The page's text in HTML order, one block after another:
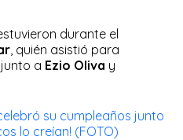
durante el
, quién asistió para
a Ezio Oliva y
su cumpleaños junto
lo creían! (FOTO)